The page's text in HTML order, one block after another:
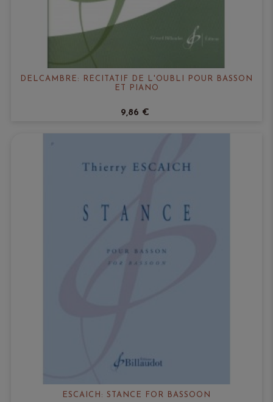
DELCAMBRE: RÉCITATIF DE L'OUBLI POUR BASSON
ET PIANO
9,86 €
ESCAICH: STANCE FOR BASSOON